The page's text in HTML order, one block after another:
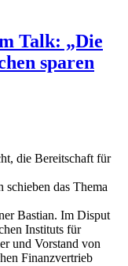
Talk: „Die
sparen
die Bereitschaft für
das Thema
Bastian. Im Disput
Instituts für
und Vorstand von
Finanzvertrieb